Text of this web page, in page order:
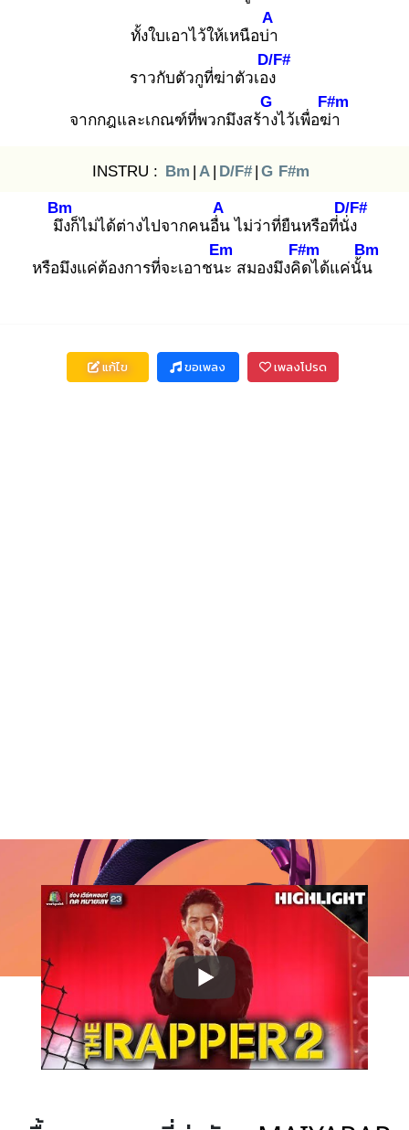
ทั้งใบเอาไว้ให้เหนือบ่า
A
ราวกับตัวกูที่ฆ่าตัวเอง
D/F#
จากกฎและเกณฑ์ที่พวกมึงสร้าง
G
ไว้เพื่อฆ่า
F#m
INSTRU : Bm | A | D/F# | G F#m
มึง
Bm
ก็ไม่ได้ต่างไปจากคนอื่น
A
ไม่ว่าที่ยืนหรือที่นั่ง
D/F#
หรือมึงแค่ต้องการที่จะเอาชนะ
Em
สมองมึงคิด
F#m
ได้แค่นั้น
Bm
แก้ไข ขอเพลง เพลงโปรด